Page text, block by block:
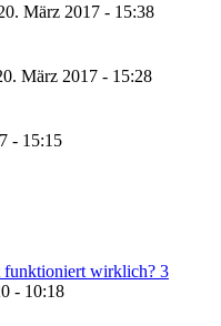
März 2017 - 15:38
März 2017 - 15:28
- 15:15
funktioniert wirklich? 3
- 10:18